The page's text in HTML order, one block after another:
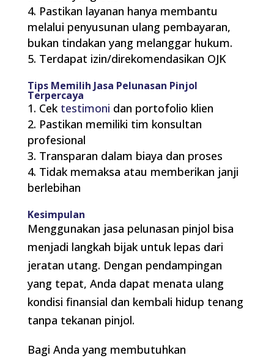
Pastikan layanan hanya membantu
melalui penyusunan ulang pembayaran,
bukan tindakan yang melanggar hukum.
Terdapat izin/direkomendasikan OJK
Tips Memilih Jasa Pelunasan Pinjol
Terpercaya
Cek testimoni dan portofolio klien
Pastikan memiliki tim konsultan
profesional
Transparan dalam biaya dan proses
Tidak memaksa atau memberikan janji
berlebihan
Kesimpulan
Menggunakan jasa pelunasan pinjol bisa
menjadi langkah bijak untuk lepas dari
jeratan utang. Dengan pendampingan
yang tepat, Anda dapat menata ulang
kondisi finansial dan kembali hidup tenang
tanpa tekanan pinjol.
Bagi Anda yang membutuhkan